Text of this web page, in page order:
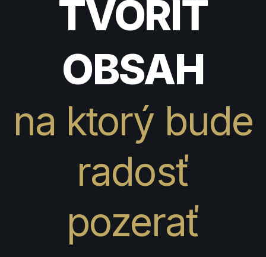
TVORIŤ
OBSAH
na ktorý bude
radosť
pozerať